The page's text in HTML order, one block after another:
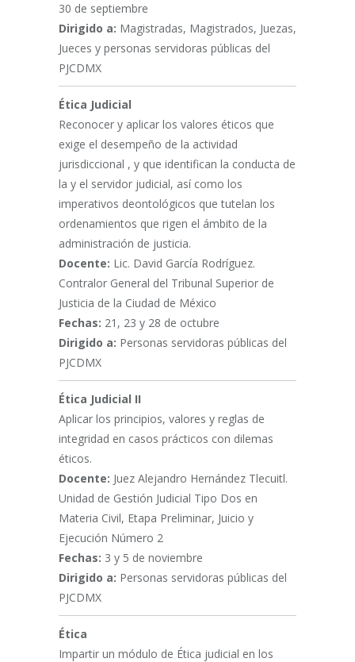
30 de septiembre
Dirigido a: Magistradas, Magistrados, Juezas,
Jueces y personas servidoras públicas del
PJCDMX
Ética Judicial
Reconocer y aplicar los valores éticos que
exige el desempeño de la actividad
jurisdiccional , y que identifican la conducta de
la y el servidor judicial, así como los
imperativos deontológicos que tutelan los
ordenamientos que rigen el ámbito de la
administración de justicia.
Docente: Lic. David García Rodríguez.
Contralor General del Tribunal Superior de
Justicia de la Ciudad de México
Fechas: 21, 23 y 28 de octubre
Dirigido a: Personas servidoras públicas del
PJCDMX
Ética Judicial II
Aplicar los principios, valores y reglas de
integridad en casos prácticos con dilemas
éticos.
Docente: Juez Alejandro Hernández Tlecuitl.
Unidad de Gestión Judicial Tipo Dos en
Materia Civil, Etapa Preliminar, Juicio y
Ejecución Número 2
Fechas: 3 y 5 de noviembre
Dirigido a: Personas servidoras públicas del
PJCDMX
Ética
Impartir un módulo de Ética judicial en los